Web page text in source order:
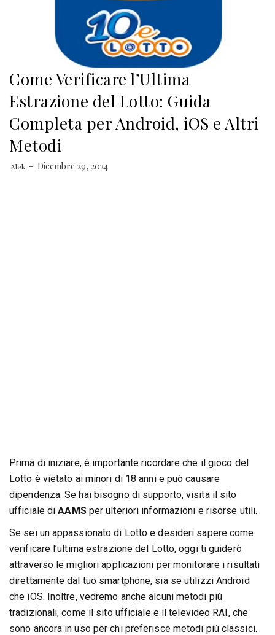
Come Verificare l’Ultima
Estrazione del Lotto: Guida
Completa per Android, iOS e Altri
Metodi
Alek Dicembre 29, 2024
Prima di iniziare, è importante ricordare che il gioco del
Lotto è vietato ai minori di 18 anni e può causare
dipendenza. Se hai bisogno di supporto, visita il sito
ufficiale diAAMSper ulteriori informazioni e risorse utili.
Se sei un appassionato di Lotto e desideri sapere come
verificare l’ultima estrazione del Lotto, oggi ti guiderò
attraverso le migliori applicazioni per monitorare i risultati
direttamente dal tuo smartphone, sia se utilizzi Android
che iOS. Inoltre, vedremo anche alcuni metodi più
tradizionali, come il sito ufficiale e il televideo RAI, che
sono ancora in uso per chi preferisce metodi più classici.